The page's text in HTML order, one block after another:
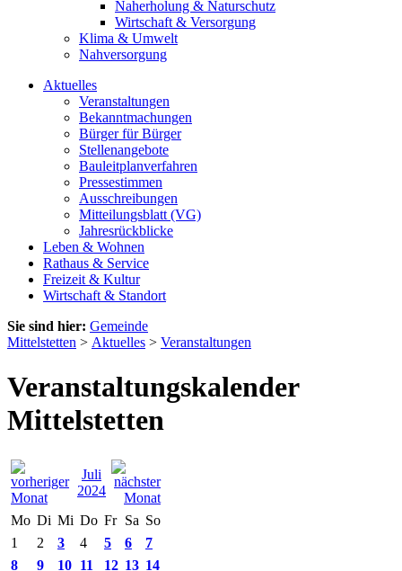
Naherholung & Naturschutz
Wirtschaft & Versorgung
Klima & Umwelt
Nahversorgung
Aktuelles
Veranstaltungen
Bekanntmachungen
Bürger für Bürger
Stellenangebote
Bauleitplanverfahren
Pressestimmen
Ausschreibungen
Mitteilungsblatt (VG)
Jahresrückblicke
Leben & Wohnen
Rathaus & Service
Freizeit & Kultur
Wirtschaft & Standort
Sie sind hier: Gemeinde
Mittelstetten > Aktuelles > Veranstaltungen
Veranstaltungskalender
Mittelstetten
Juli
2024
Mo Di Mi Do Fr Sa So
1
2 3 4 5 6
7
8
9 10 11 12 13 14